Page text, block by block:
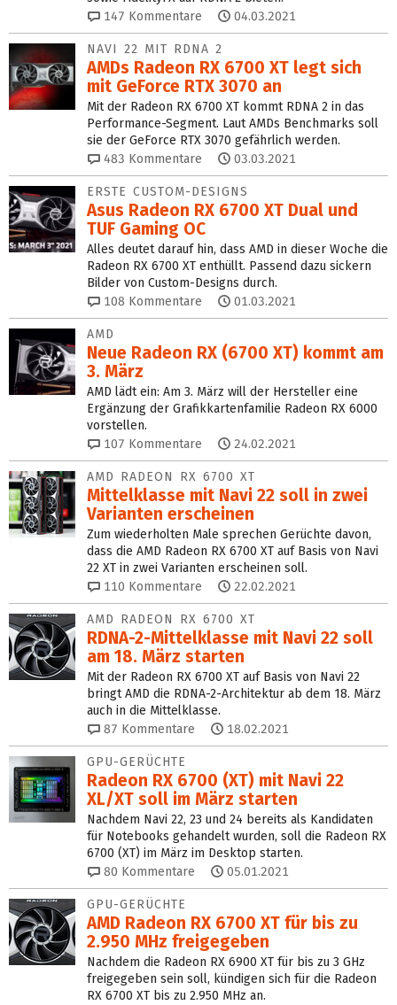
147 Kommentare 04.03.2021
NAVI 22 MIT RDNA 2
AMDs Radeon RX 6700 XT legt sich
mit GeForce RTX 3070 an
Mit der Radeon RX 6700 XT kommt RDNA 2 in das
Performance-Segment. Laut AMDs Benchmarks soll
sie der GeForce RTX 3070 gefährlich werden.
483 Kommentare 03.03.2021
ERSTE CUSTOM-DESIGNS
Asus Radeon RX 6700 XT Dual und
TUF Gaming OC
Alles deutet darauf hin, dass AMD in dieser Woche die
Radeon RX 6700 XT enthüllt. Passend dazu sickern
Bilder von Custom-Designs durch.
108 Kommentare 01.03.2021
AMD
Neue Radeon RX (6700 XT) kommt am
3. März
AMD lädt ein: Am 3. März will der Hersteller eine
Ergänzung der Grafikkartenfamilie Radeon RX 6000
vorstellen.
107 Kommentare 24.02.2021
AMD RADEON RX 6700 XT
Mittelklasse mit Navi 22 soll in zwei
Varianten erscheinen
Zum wiederholten Male sprechen Gerüchte davon,
dass die AMD Radeon RX 6700 XT auf Basis von Navi
22 XT in zwei Varianten erscheinen soll.
110 Kommentare 22.02.2021
AMD RADEON RX 6700 XT
RDNA-2-Mittelklasse mit Navi 22 soll
am 18. März starten
Mit der Radeon RX 6700 XT auf Basis von Navi 22
bringt AMD die RDNA-2-Architektur ab dem 18. März
auch in die Mittelklasse.
87 Kommentare 18.02.2021
GPU-GERÜCHTE
Radeon RX 6700 (XT) mit Navi 22
XL/XT soll im März starten
Nachdem Navi 22, 23 und 24 bereits als Kandidaten
für Notebooks gehandelt wurden, soll die Radeon RX
6700 (XT) im März im Desktop starten.
80 Kommentare 05.01.2021
GPU-GERÜCHTE
AMD Radeon RX 6700 XT für bis zu
2.950 MHz freigegeben
Nachdem die Radeon RX 6900 XT für bis zu 3 GHz
freigegeben sein soll, kündigen sich für die Radeon
RX 6700 XT bis zu 2.950 MHz an.